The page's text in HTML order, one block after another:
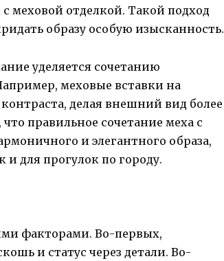
меховой отделкой. Такой подход
образу особую изысканность.
уделяется сочетанию
меховые вставки на
делая внешний вид более
правильное сочетание меха с
и элегантного образа,
и для прогулок по городу.
факторами. Во-первых,
и статус через детали. Во-